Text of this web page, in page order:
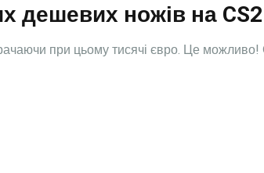
дешевих ножів на CS2
при цьому тисячі євро. Це можливо!